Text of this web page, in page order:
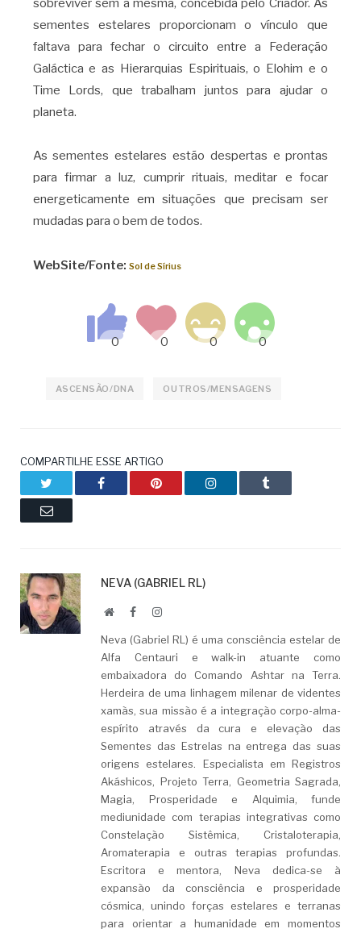
sementes estelares proporcionam o vínculo que
faltava para fechar o circuito entre a Federação
Galáctica e as Hierarquias Espirituais, o Elohim e o
Time Lords, que trabalham juntos para ajudar o
planeta.
As sementes estelares estão despertas e prontas
para firmar a luz, cumprir rituais, meditar e focar
energeticamente em situações que precisam ser
mudadas para o bem de todos.
WebSite/Fonte: Sol de Sírius
ASCENSÃO/DNA OUTROS/MENSAGENS
COMPARTILHE ESSE ARTIGO
Facebook Pinterest LinkedIn Tumblr
Email
NEVA (GABRIEL RL)
WebsiteFacebookLinkedIn
Neva (Gabriel RL) é uma consciência estelar de
Alfa Centauri e walk-in atuante como
embaixadora do Comando Ashtar na Terra.
Herdeira de uma linhagem milenar de videntes
xamãs, sua missão é a integração corpo-alma-
espírito através da cura e elevação das
Sementes das Estrelas na entrega das suas
origens estelares. Especialista em Registros
Akáshicos, Projeto Terra, Geometria Sagrada,
Magia, Prosperidade e Alquimia, funde
mediunidade com terapias integrativas como
Constelação Sistêmica, Cristaloterapia,
Aromaterapia e outras terapias profundas.
Escritora e mentora, Neva dedica-se à
expansão da consciência e prosperidade
cósmica, unindo forças estelares e terranas
para orientar a humanidade em momentos